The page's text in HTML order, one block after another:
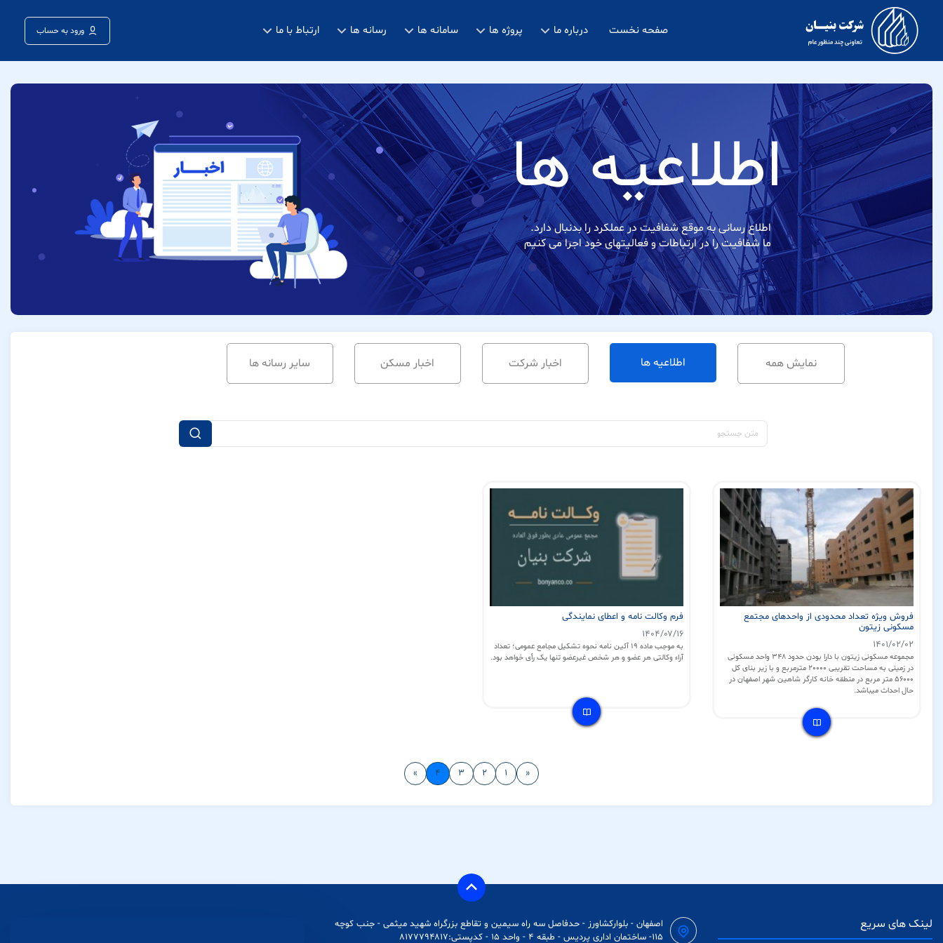
صفحه نخست درباره ما پروژه ها سامانه ها رسانه ها ارتباط با ما ورود به حساب
اطلاعیه ها
اطلاع رسانی به موقع شفافیت در عملکرد را بدنبال دارد.
ما شفافیت را در ارتباطات و فعالیتهای خود اجرا می کنیم
نمایش همه اطلاعیه ها اخبار شرکت اخبار مسکن سایر رسانه ها
فروش ویژه تعداد محدودی از واحدهای مجتمع
مسکونی زیتون
۱۴۰۱/۰۲/۰۲
مجموعه مسکونی زیتون با دارا بودن حدود 348 واحد مسکونی
در زمینی به مساحت تقریبی 20000 مترمربع و با زیر بنای کل
56000 متر مربع در منطقه خانه کارگر شاهین شهر اصفهان در
حال احداث می­باشد.
فرم وکالت نامه و اعطای نمایندگی
۱۴۰۴/۰۷/۱۶
به موجب ماده 19 آئین نامه نحوه تشکیل مجامع عمومی؛ تعداد
آراء وکالتی هر عضو و هر شخص غیرعضو تنها یک رأی خواهد بود.
« ۱ ۲ ۳ ۴ »
لینک های سریع
اصفهان - بلوارکشاورز - حدفاصل سه راه سیمین و تقاطع بزرگراه شهید میثمی - جنب کوچه
115- ساختمان اداری پردیس - طبقه ۴ - واحد ١۵ - کدپستی:۸۱۷۷۷۹۴۸۱۷